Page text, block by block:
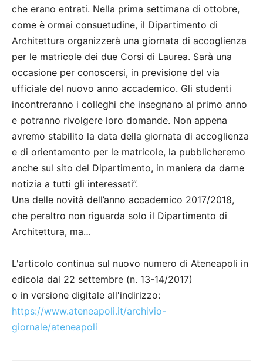
che erano entrati. Nella prima settimana di ottobre,
come è ormai consuetudine, il Dipartimento di
Architettura organizzerà una giornata di accoglienza
per le matricole dei due Corsi di Laurea. Sarà una
occasione per conoscersi, in previsione del via
ufficiale del nuovo anno accademico. Gli studenti
incontreranno i colleghi che insegnano al primo anno
e potranno rivolgere loro domande. Non appena
avremo stabilito la data della giornata di accoglienza
e di orientamento per le matricole, la pubblicheremo
anche sul sito del Dipartimento, in maniera da darne
notizia a tutti gli interessati”.
Una delle novità dell’anno accademico 2017/2018,
che peraltro non riguarda solo il Dipartimento di
Architettura, ma…
L'articolo continua sul nuovo numero di Ateneapoli in
edicola dal 22 settembre (n. 13-14/2017)
o in versione digitale all'indirizzo:
https://www.ateneapoli.it/archivio-
giornale/ateneapoli